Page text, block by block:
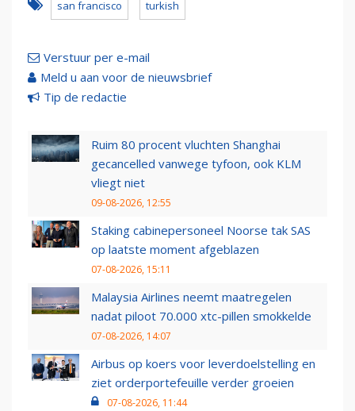
san francisco turkish
Verstuur per e-mail
Meld u aan voor de nieuwsbrief
Tip de redactie
Ruim 80 procent vluchten Shanghai
gecancelled vanwege tyfoon, ook KLM
vliegt niet
09-08-2026, 12:55
Staking cabinepersoneel Noorse tak SAS
op laatste moment afgeblazen
07-08-2026, 15:11
Malaysia Airlines neemt maatregelen
nadat piloot 70.000 xtc-pillen smokkelde
07-08-2026, 14:07
Airbus op koers voor leverdoelstelling en
ziet orderportefeuille verder groeien
07-08-2026, 11:44